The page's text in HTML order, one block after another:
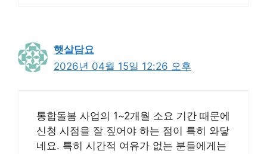
햇살담요
2026년 04월 15일 12:26 오후
통합돌봄 사업의 1~2개월 소요 기간 때문에
신청 시점을 잘 짚어야 하는 점이 특히 와닿
네요. 특히 시간적 여유가 없는 분들에게는